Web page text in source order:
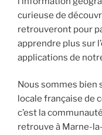
curieuse de
retrouveront pour
apprendre plus sur
applications de
Nous sommes bien
locale française de
c’est la
retrouve à Marne-